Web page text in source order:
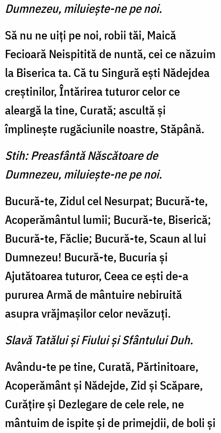
Dumnezeu, miluieşte-ne pe noi.
Să nu ne uiţi pe noi, robii tăi, Maică
Fecioară Neispitită de nuntă, cei ce năzuim
la Biserica ta. Că tu Singură eşti Nădejdea
creştinilor, Întărirea tuturor celor ce
aleargă la tine, Curată; ascultă şi
împlineşte rugăciunile noastre, Stăpână.
Stih: Preasfântă Născătoare de
Dumnezeu, miluieşte-ne pe noi.
Bucură-te, Zidul cel Nesurpat; Bucură-te,
Acoperământul lumii; Bucură-te, Biserică;
Bucură-te, Făclie; Bucură-te, Scaun al lui
Dumnezeu! Bucură-te, Bucuria şi
Ajutătoarea tuturor, Ceea ce eşti de-a
pururea Armă de mântuire nebiruită
asupra vrăjmaşilor celor nevăzuţi.
Slavă Tatălui şi Fiului şi Sfântului Duh.
Avându-te pe tine, Curată, Părtinitoare,
Acoperământ şi Nădejde, Zid şi Scăpare,
Curăţire şi Dezlegare de cele rele, ne
mântuim de ispite şi de primejdii, de boli şi